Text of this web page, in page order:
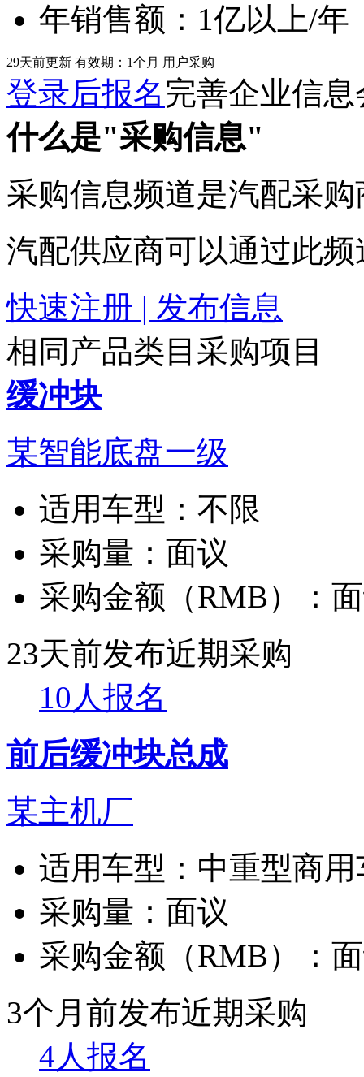
年销售额： 1亿以上/年
29天前更新 有效期：1个月 用户采购
登录后报名完善企业信
什么是"采购信息"
采购信息频道是汽配采
汽配供应商可以通过此
快速注册 | 发布信息
相同产品类目采购项目
缓冲块
某智能底盘一级
适用车型： 不限
采购量： 面议
采购金额（RMB）：
23天前发布近期采购
10人报名
前后缓冲块总成
某主机厂
适用车型： 中重型商
采购量： 面议
采购金额（RMB）：
3个月前发布近期采购
4人报名